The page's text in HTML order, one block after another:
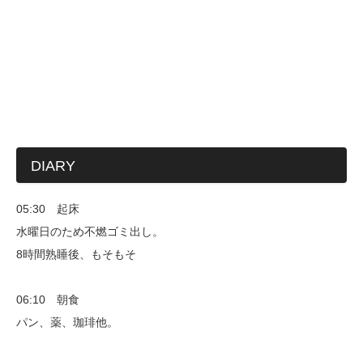
DIARY
05:30 起床
水曜日のため不燃ゴミ出し。
8時間熟睡後、もそもそ
06:10 朝食
パン、薬、珈琲他。